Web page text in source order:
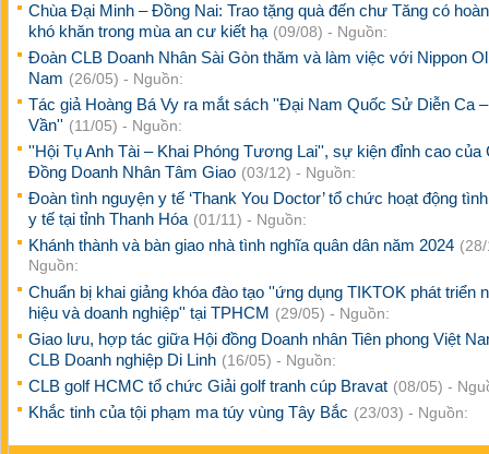
Chùa Đại Minh – Đồng Nai: Trao tặng quà đến chư Tăng có
khó khăn trong mùa an cư kiết hạ (09/08) - Nguồn:
Đoàn CLB Doanh Nhân Sài Gòn thăm và làm việc với Nippon
Nam (26/05) - Nguồn:
Tác giả Hoàng Bá Vy ra mắt sách ''Đại Nam Quốc Sử Diễn Ca
Vần'' (11/05) - Nguồn:
''Hội Tụ Anh Tài – Khai Phóng Tương Lai'', sự kiện đỉnh cao của
Đồng Doanh Nhân Tâm Giao (03/12) - Nguồn:
Đoàn tình nguyện y tế ‘Thank You Doctor’ tổ chức hoạt động
y tế tại tỉnh Thanh Hóa (01/11) - Nguồn:
Khánh thành và bàn giao nhà tình nghĩa quân dân năm 2024
Nguồn:
Chuẩn bị khai giảng khóa đào tạo ''ứng dụng TIKTOK phát triển
hiệu và doanh nghiệp'' tại TPHCM (29/05) - Nguồn:
Giao lưu, hợp tác giữa Hội đồng Doanh nhân Tiên phong Việt
CLB Doanh nghiệp Di Linh (16/05) - Nguồn:
CLB golf HCMC tổ chức Giải golf tranh cúp Bravat (08/05) -
Khắc tinh của tội phạm ma túy vùng Tây Bắc (23/03) - Nguồn: